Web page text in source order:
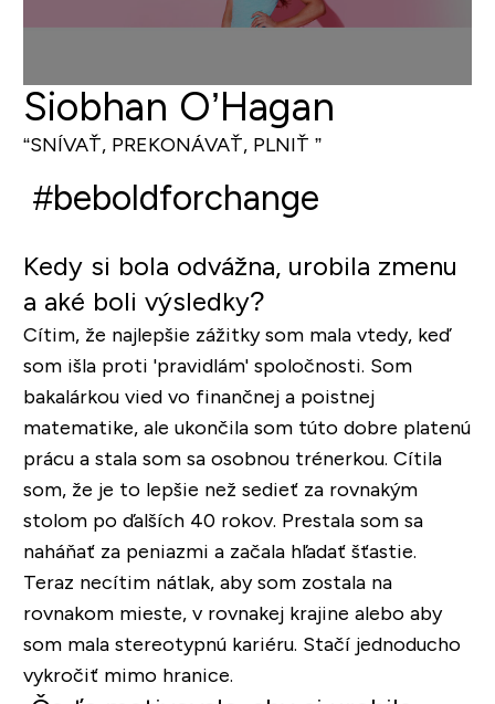
Siobhan O’Hagan
“SNÍVAŤ, PREKONÁVAŤ, PLNIŤ ”
#beboldforchange
Kedy si bola odvážna, urobila zmenu
a aké boli výsledky?
Cítim, že najlepšie zážitky som mala vtedy, keď
som išla proti 'pravidlám' spoločnosti. Som
bakalárkou vied vo finančnej a poistnej
matematike, ale ukončila som túto dobre platenú
prácu a stala som sa osobnou trénerkou. Cítila
som, že je to lepšie než sedieť za rovnakým
stolom po ďalších 40 rokov. Prestala som sa
naháňať za peniazmi a začala hľadať šťastie.
Teraz necítim nátlak, aby som zostala na
rovnakom mieste, v rovnakej krajine alebo aby
som mala stereotypnú kariéru. Stačí jednoducho
vykročiť mimo hranice.